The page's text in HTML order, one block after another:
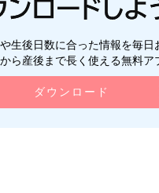
生後日数に合った情報を毎日
ら産後まで長く使える無料ア
ダウンロード